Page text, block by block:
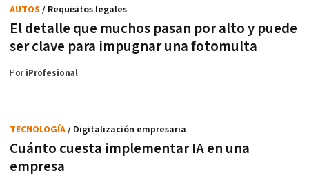
El detalle que muchos pasan por alto y puede
ser clave para impugnar una fotomulta
AUTOS / Requisitos legales
PoriProfesional
Cuánto cuesta implementar IA en una
empresa
TECNOLOGÍA/ Digitalización empresaria